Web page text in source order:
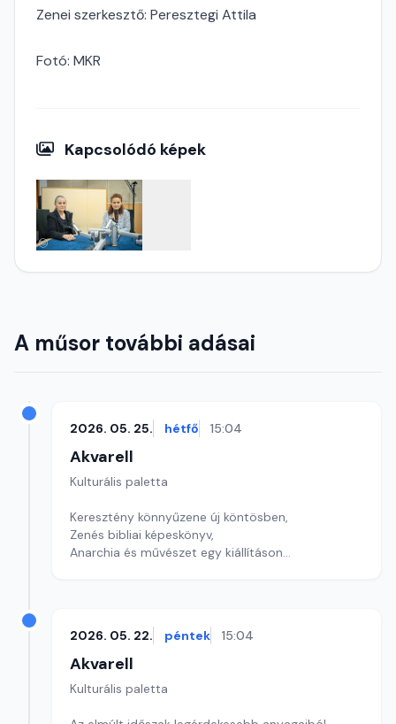
Zenei szerkesztő: Peresztegi Attila
Fotó: MKR
Kapcsolódó képek
A műsor további adásai
2026. 05. 25. hétfő 15:04
Akvarell
Kulturális paletta
Keresztény könnyűzene új köntösben,
Zenés bibliai képeskönyv,
Anarchia és művészet egy kiállításon
2026. 05. 22. péntek 15:04
Akvarell
Kulturális paletta